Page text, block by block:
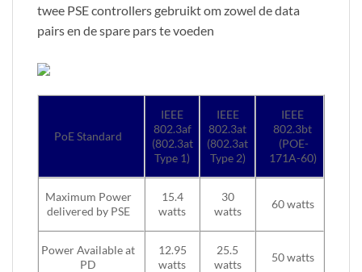
twee PSE controllers gebruikt om zowel de data
pairs en de spare pars te voeden
PoE Standard
IEEE
802.3af
(802.3at
Type 1)
IEEE
802.3at
(802.3at
Type 2)
IEEE
802.3bt
(POE-
171A-60)
Maximum Power
delivered by PSE
15.4
watts
30
watts
60 watts
Power Available at
PD
12.95
watts
25.5
watts
50 watts